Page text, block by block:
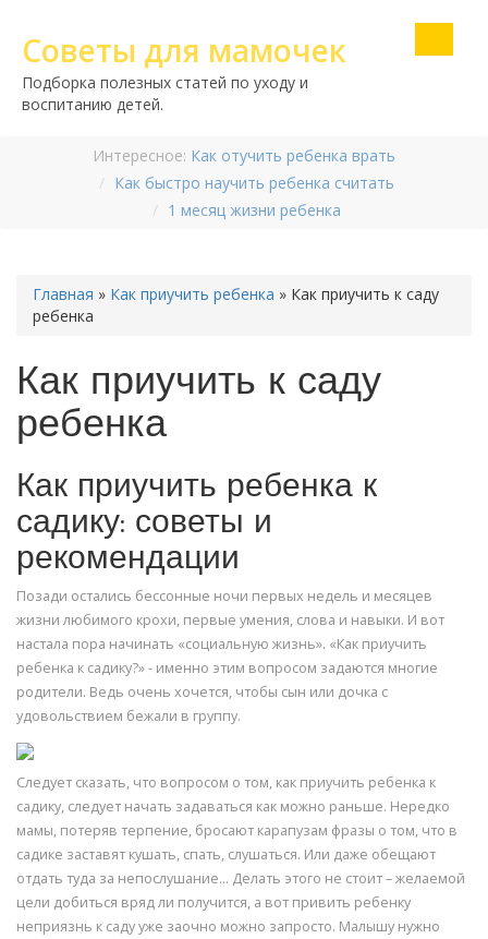
Советы для мамочек
Подборка полезных статей по уходу и
воспитанию детей.
Интересное: Как отучить ребенка врать
Как быстро научить ребенка считать
1 месяц жизни ребенка
Главная » Как приучить ребенка » Как приучить к саду
ребенка
Как приучить к саду
ребенка
Как приучить ребенка к
садику: советы и
рекомендации
Позади остались бессонные ночи первых недель и месяцев
жизни любимого крохи, первые умения, слова и навыки. И вот
настала пора начинать «социальную жизнь». «Как приучить
ребенка к садику?» - именно этим вопросом задаются многие
родители. Ведь очень хочется, чтобы сын или дочка с
удовольствием бежали в группу.
Следует сказать, что вопросом о том, как приучить ребенка к
садику, следует начать задаваться как можно раньше. Нередко
мамы, потеряв терпение, бросают карапузам фразы о том, что в
садике заставят кушать, спать, слушаться. Или даже обещают
отдать туда за непослушание… Делать этого не стоит – желаемой
цели добиться вряд ли получится, а вот привить ребенку
неприязнь к саду уже заочно можно запросто. Малышу нужно